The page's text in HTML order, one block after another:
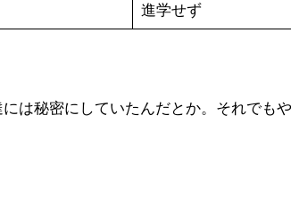
進学せず
は秘密にしていたんだとか。それでも